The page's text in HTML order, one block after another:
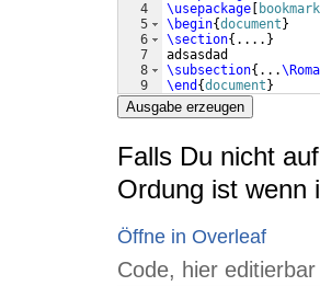
4
5
6
7
8
9
\usepackage
\begin{document }
\section{ .... }
adsasdad
\subsection{ ...
\end {document }
Ausgabe erzeugen
Falls Du nicht
Ordung ist wenn
Öffne in Overleaf
Code, hier